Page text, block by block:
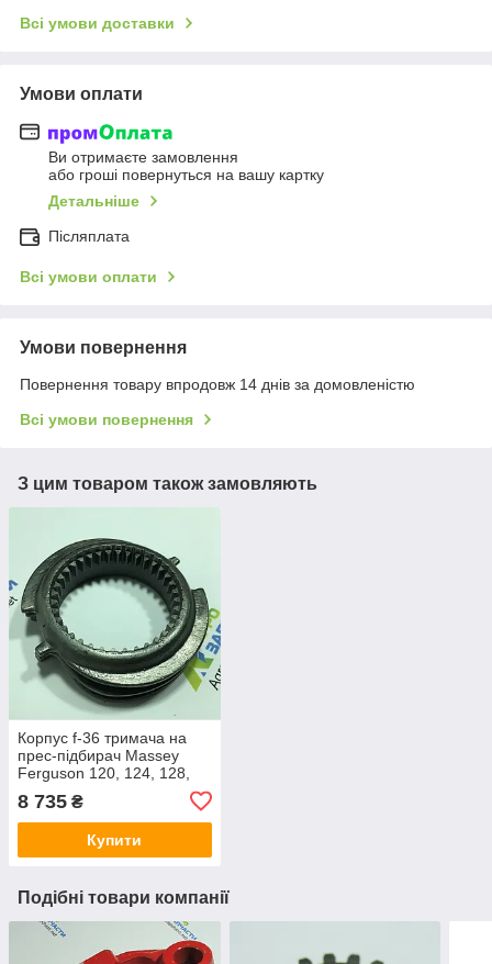
Всі умови доставки
Умови оплати
Ви отримаєте замовлення
або гроші повернуться на вашу картку
Детальніше
Післяплата
Всі умови оплати
Умови повернення
Повернення товару впродовж 14 днів за домовленістю
Всі умови повернення
З цим товаром також замовляють
Корпус f-36 тримача на
прес-підбирач Massey
Ferguson 120, 124, 128,
8 735 ₴
Купити
Подібні товари компанії